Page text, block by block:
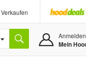
Verkaufen
Anmelden
Mein